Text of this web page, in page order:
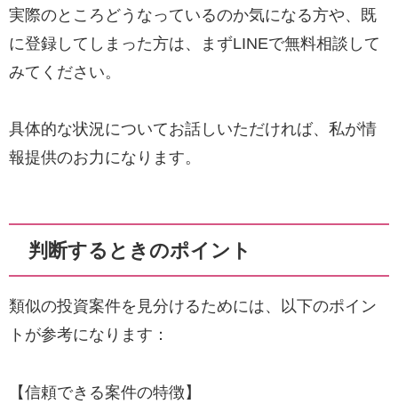
実際のところどうなっているのか気になる方や、既
に登録してしまった方は、まずLINEで無料相談して
みてください。
具体的な状況についてお話しいただければ、私が情
報提供のお力になります。
判断するときのポイント
類似の投資案件を見分けるためには、以下のポイン
トが参考になります：
【信頼できる案件の特徴】